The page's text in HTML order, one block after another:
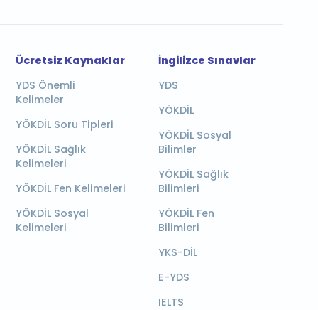
Ücretsiz Kaynaklar
YDS Önemli
Kelimeler
YÖKDİL Soru Tipleri
YÖKDİL Sağlık
Kelimeleri
YÖKDİL Fen Kelimeleri
YÖKDİL Sosyal
Kelimeleri
İngilizce Sınavlar
YDS
YÖKDİL
YÖKDİL Sosyal
Bilimler
YÖKDİL Sağlık
Bilimleri
YÖKDİL Fen
Bilimleri
YKS-DİL
E-YDS
IELTS